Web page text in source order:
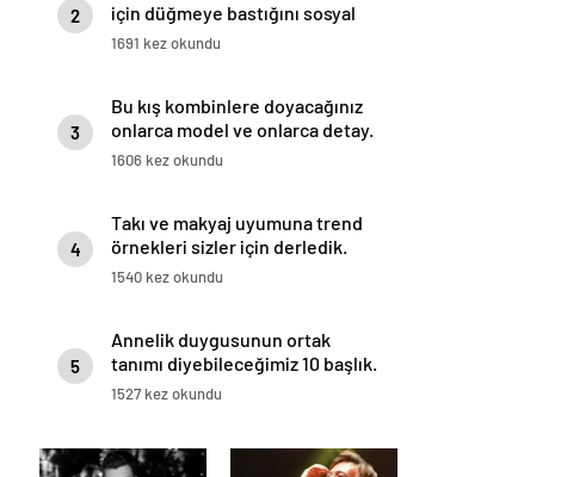
2
için düğmeye bastığını sosyal
medyadan duyurdu!
1691 kez okundu
3
Bu kış kombinlere doyacağınız
onlarca model ve onlarca detay.
1606 kez okundu
4
Takı ve makyaj uyumuna trend
örnekleri sizler için derledik.
1540 kez okundu
5
Annelik duygusunun ortak
tanımı diyebileceğimiz 10 başlık.
1527 kez okundu